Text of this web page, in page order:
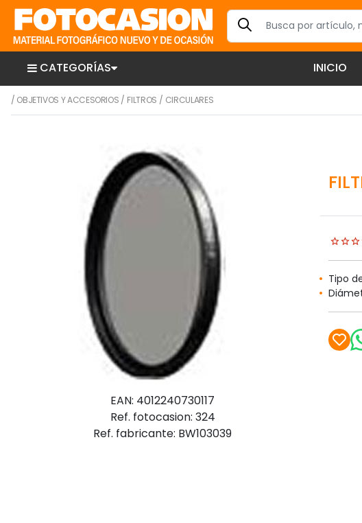
CATEGORÍAS INICIO
/ OBJETIVOS Y ACCESORIOS / FILTROS / CIRCULARES
EAN: 4012240730117
Ref. fotocasion: 324
Ref. fabricante: BW103039
Tipo